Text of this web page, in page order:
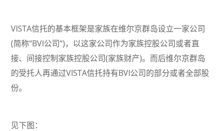
VISTA信托的基本框架是家族在维尔京群岛设立一家公司
(简称“BVI公司“)，以这家公司作为家族控股公司或者直
接、间接控制家族控股公司(家族财产)。而后维尔京群岛
的受托人再通过VISTA信托持有BVI公司的部分或者全部股
份。
见下图：